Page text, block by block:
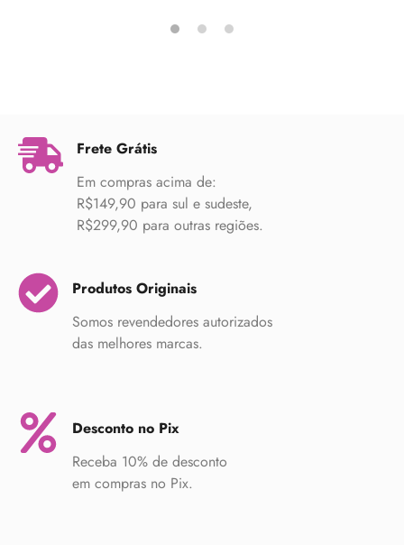
Frete Grátis
Em compras acima de:
R$149,90 para sul e sudeste,
R$299,90 para outras regiões.
Produtos Originais
Somos revendedores autorizados
das melhores marcas.
Desconto no Pix
Receba 10% de desconto
em compras no Pix.